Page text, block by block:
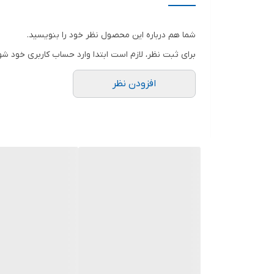
شما هم درباره این محصول نظر خود را بنویسید.
برای ثبت نظر، لازم است ابتدا وارد حساب کاربری خود
افزودن نظر